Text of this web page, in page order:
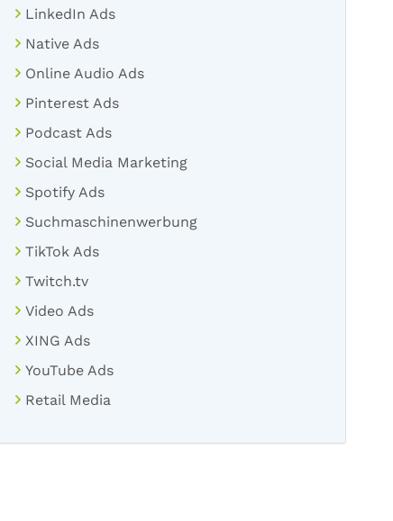
LinkedIn Ads
Native Ads
Online Audio Ads
Pinterest Ads
Podcast Ads
Social Media Marketing
Spotify Ads
Suchmaschinenwerbung
TikTok Ads
Twitch.tv
Video Ads
XING Ads
YouTube Ads
Retail Media